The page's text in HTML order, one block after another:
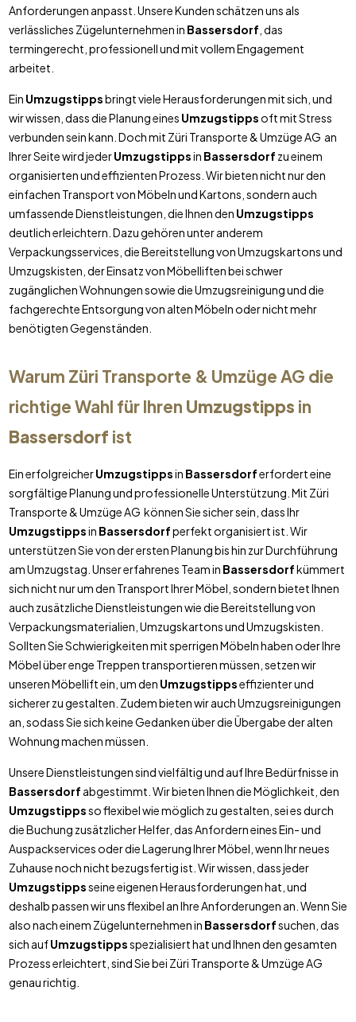
Anforderungen anpasst. Unsere Kunden schätzen uns als
verlässliches Zügelunternehmen in Bassersdorf , das
termingerecht, professionell und mit vollem Engagement
arbeitet.
Ein Umzugstippsbringt viele Herausforderungen mit sich, und
wir wissen, dass die Planung eines Umzugstippsoft mit Stress
verbunden sein kann. Doch mit Züri Transporte & Umzüge AG an
Ihrer Seite wird jederUmzugstippsin Bassersdorf zu einem
organisierten und effizienten Prozess. Wir bieten nicht nur den
einfachen Transport von Möbeln und Kartons, sondern auch
umfassende Dienstleistungen, die Ihnen den Umzugstipps
deutlich erleichtern. Dazu gehören unter anderem
Verpackungsservices, die Bereitstellung von Umzugskartons und
Umzugskisten, der Einsatz von Möbelliften bei schwer
zugänglichen Wohnungen sowie die Umzugsreinigung und die
fachgerechte Entsorgung von alten Möbeln oder nicht mehr
benötigten Gegenständen.
Warum Züri Transporte & Umzüge AG die
richtige Wahl für Ihren Umzugstipps in
Bassersdorf ist
Ein erfolgreicherUmzugstippsin Bassersdorferfordert eine
sorgfältige Planung und professionelle Unterstützung. Mit Züri
Transporte & Umzüge AG können Sie sicher sein, dass Ihr
Umzugstippsin Bassersdorfperfekt organisiert ist. Wir
unterstützen Sie von der ersten Planung bis hin zur Durchführung
am Umzugstag. Unser erfahrenes Team in Bassersdorfkümmert
sich nicht nur um den Transport Ihrer Möbel, sondern bietet Ihnen
auch zusätzliche Dienstleistungen wie die Bereitstellung von
Verpackungsmaterialien, Umzugskartons und Umzugskisten.
Sollten Sie Schwierigkeiten mit sperrigen Möbeln haben oder Ihre
Möbel über enge Treppen transportieren müssen, setzen wir
unseren Möbellift ein, um den Umzugstippseffizienter und
sicherer zu gestalten. Zudem bieten wir auch Umzugsreinigungen
an, sodass Sie sich keine Gedanken über die Übergabe der alten
Wohnung machen müssen.
Unsere Dienstleistungen sind vielfältig und auf Ihre Bedürfnisse in
Bassersdorf abgestimmt. Wir bieten Ihnen die Möglichkeit, den
Umzugstippsso flexibel wie möglich zu gestalten, sei es durch
die Buchung zusätzlicher Helfer, das Anfordern eines Ein- und
Auspackservices oder die Lagerung Ihrer Möbel, wenn Ihr neues
Zuhause noch nicht bezugsfertig ist. Wir wissen, dass jeder
Umzugstippsseine eigenen Herausforderungen hat, und
deshalb passen wir uns flexibel an Ihre Anforderungen an. Wenn Sie
also nach einem Zügelunternehmen in Bassersdorfsuchen, das
sich aufUmzugstippsspezialisiert hat und Ihnen den gesamten
Prozess erleichtert, sind Sie bei Züri Transporte & Umzüge AG
genau richtig.